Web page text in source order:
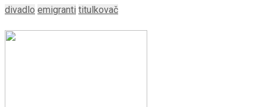
divadlo emigranti titulkovač